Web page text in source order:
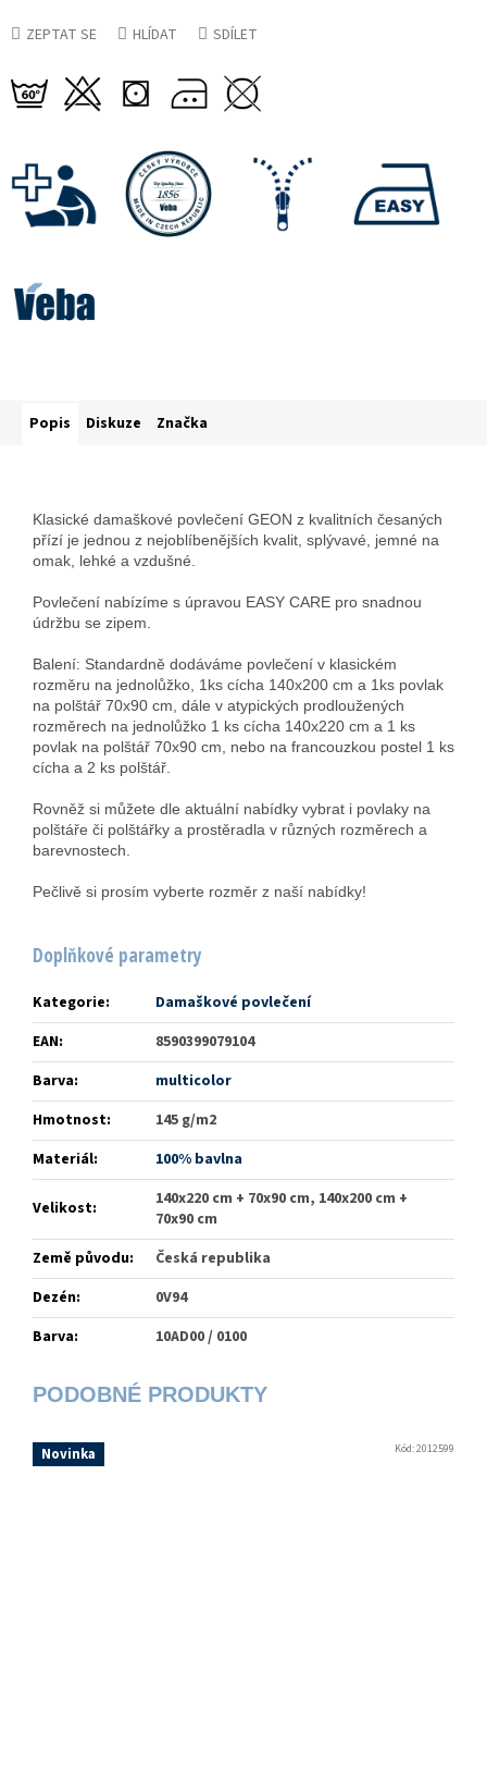
ZEPTAT SE HLÍDAT SDÍLET
Popis Diskuze Značka
Klasické damaškové povlečení GEON z kvalitních česaných
přízí je jednou z nejoblíbenějších kvalit, splývavé, jemné na
omak, lehké a vzdušné.
Povlečení nabízíme s úpravou EASY CARE pro snadnou
údržbu se zipem.
Balení: Standardně dodáváme povlečení v klasickém
rozměru na jednolůžko, 1ks cícha 140x200 cm a 1ks povlak
na polštář 70x90 cm, dále v atypických prodloužených
rozměrech na jednolůžko 1 ks cícha 140x220 cm a 1 ks
povlak na polštář 70x90 cm, nebo na francouzkou postel 1 ks
cícha a 2 ks polštář.
Rovněž si můžete dle aktuální nabídky vybrat i povlaky na
polštáře či polštářky a prostěradla v různých rozměrech a
barevnostech.
Pečlivě si prosím vyberte rozměr z naší nabídky!
Doplňkové parametry
Kategorie:
Damaškové povlečení
EAN:
8590399079104
Barva:
multicolor
Hmotnost:
145 g/m2
Materiál: 100% bavlna
Velikost:
140x220 cm + 70x90 cm, 140x200 cm +
70x90 cm
Země původu:
Česká republika
Dezén:
0V94
Barva: 10AD00 / 0100
Novinka Kód:2012599